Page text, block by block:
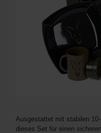
Ausgestattet mit stabilen
dieses Set für einen